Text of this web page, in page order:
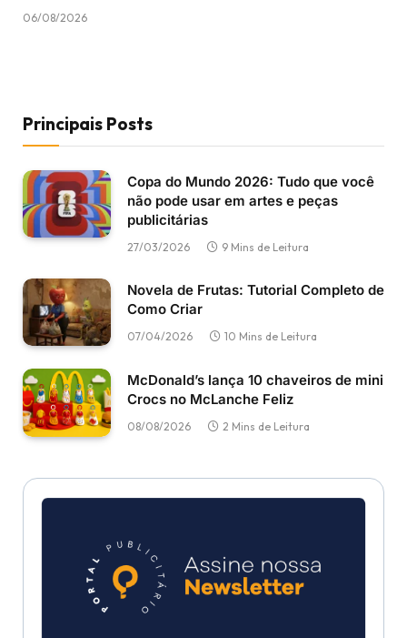
06/08/2026
Principais Posts
Copa do Mundo 2026: Tudo que você
não pode usar em artes e peças
publicitárias
27/03/2026 9 Mins de Leitura
Novela de Frutas: Tutorial Completo de
Como Criar
07/04/2026 10 Mins de Leitura
McDonald’s lança 10 chaveiros de mini
Crocs no McLanche Feliz
08/08/2026 2 Mins de Leitura